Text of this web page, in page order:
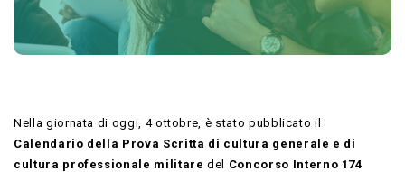
Nella giornata di oggi, 4 ottobre, è stato pubblicato il
Calendario della Prova Scritta di cultura generale e di
cultura professionale militare del Concorso Interno 174